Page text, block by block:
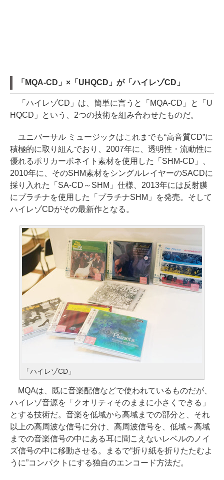
「MQA-CD」×「UHQCD」が「ハイレゾCD」
「ハイレゾCD」は、簡単に言うと「MQA-CD」と「U
HQCD」という、2つの技術を組み合わせたものだ。
ユニバーサル ミュージックはこれまでも“高音質CD”に
積極的に取り組んでおり、2007年に、透明性・流動性に
優れるポリカーボネイト素材を使用した「SHM-CD」、
2010年に、そのSHM素材をシングルレイヤーのSACDに
採り入れた「SA-CD～SHM」仕様、2013年には反射膜
にプラチナを使用した「プラチナSHM」を発売。そして
ハイレゾCDがその最新作となる。
「ハイレゾCD」
MQAは、既に音楽配信などで使われているものだが、
ハイレゾ音源を「クオリティそのままに小さくできる」
とする技術だ。音楽を低域から高域までの部分と、それ
以上の高周波な信号に分け、高周波信号を、低域～高域
までの音楽信号の中にある耳に聞こえないレベルのノイ
ズ信号の中に移動させる。まるで“折り紙を折りたたむよ
うに”コンパクトにする独自のエンコード方法だ。